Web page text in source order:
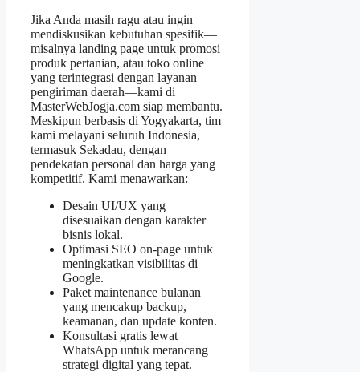
Jika Anda masih ragu atau ingin
mendiskusikan kebutuhan spesifik—
misalnya landing page untuk promosi
produk pertanian, atau toko online
yang terintegrasi dengan layanan
pengiriman daerah—kami di
MasterWebJogja.com siap membantu.
Meskipun berbasis di Yogyakarta, tim
kami melayani seluruh Indonesia,
termasuk Sekadau, dengan
pendekatan personal dan harga yang
kompetitif. Kami menawarkan:
Desain UI/UX yang
disesuaikan dengan karakter
bisnis lokal.
Optimasi SEO on‑page untuk
meningkatkan visibilitas di
Google.
Paket maintenance bulanan
yang mencakup backup,
keamanan, dan update konten.
Konsultasi gratis lewat
WhatsApp untuk merancang
strategi digital yang tepat.